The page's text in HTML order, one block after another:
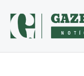
content